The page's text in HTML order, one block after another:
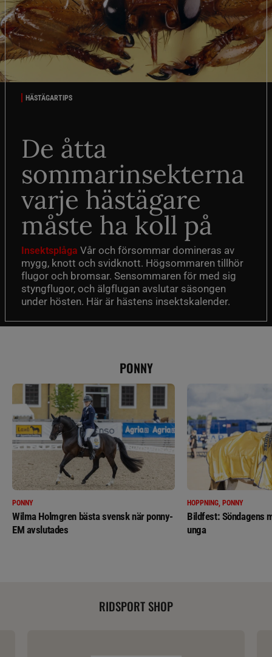
HÄSTÄGARTIPS
De åtta
sommarinsekterna
varje hästägare
måste ha koll på
Insektsplåga Vår och försommar domineras av
mygg, knott och svidknott. Högsommaren tillhör
flugor och bromsar. Sensommaren för med sig
styngflugor, och älgflugan avslutar säsongen
under hösten. Här är hästens insektskalender.
PONNY
PONNY
Wilma Holmgren bästa svensk när ponny-
EM avslutades
HOPPNING, PONNY
Bildfest: Söndagens
unga
RIDSPORT SHOP